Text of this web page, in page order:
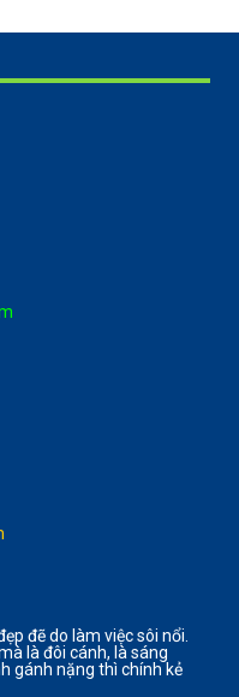
đẽ do làm việc sôi nổi.
là đôi cánh, là sáng
gánh nặng thì chính kẻ